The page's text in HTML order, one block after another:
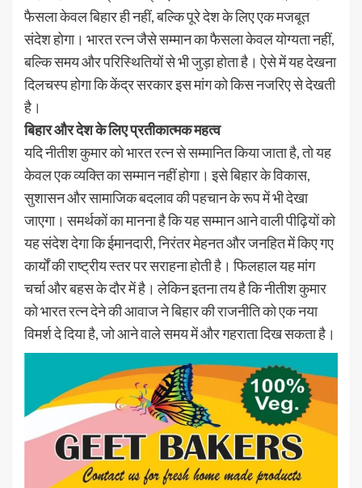
फैसला केवल बिहार ही नहीं, बल्कि पूरे देश के लिए एक मजबूत
संदेश होगा। भारत रत्न जैसे सम्मान का फैसला केवल योग्यता नहीं,
बल्कि समय और परिस्थितियों से भी जुड़ा होता है। ऐसे में यह देखना
दिलचस्प होगा कि केंद्र सरकार इस मांग को किस नजरिए से देखती
है।
बिहार और देश के लिए प्रतीकात्मक महत्व
यदि नीतीश कुमार को भारत रत्न से सम्मानित किया जाता है, तो यह
केवल एक व्यक्ति का सम्मान नहीं होगा। इसे बिहार के विकास,
सुशासन और सामाजिक बदलाव की पहचान के रूप में भी देखा
जाएगा। समर्थकों का मानना है कि यह सम्मान आने वाली पीढ़ियों को
यह संदेश देगा कि ईमानदारी, निरंतर मेहनत और जनहित में किए गए
कार्यों की राष्ट्रीय स्तर पर सराहना होती है। फिलहाल यह मांग
चर्चा और बहस के दौर में है। लेकिन इतना तय है कि नीतीश कुमार
को भारत रत्न देने की आवाज ने बिहार की राजनीति को एक नया
विमर्श दे दिया है, जो आने वाले समय में और गहराता दिख सकता है।